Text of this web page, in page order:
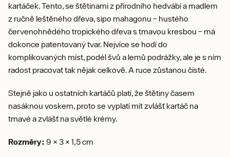
kartáček. Tento, se štětinami z přírodního hedvábí a madlem
z ručně leštěného dřeva, sipo mahagonu – hustého
červenohnědého tropického dřeva s tmavou kresbou – má
dokonce patentovaný tvar. Nejvíce se hodí do
komplikovaných míst, podél švů a lemů podrážky, ale je s ním
radost pracovat tak nějak celkově. A ruce zůstanou čisté.
Stejně jako u ostatních kartáčů platí, že štětiny časem
nasáknou voskem, proto se vyplatí mít zvlášť kartáč na
tmavé a zvlášť na světlé krémy.
Rozměry: 9 × 3 × 1,5 cm